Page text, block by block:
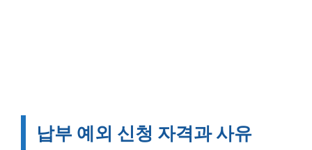
납부 예외 신청 자격과 사유